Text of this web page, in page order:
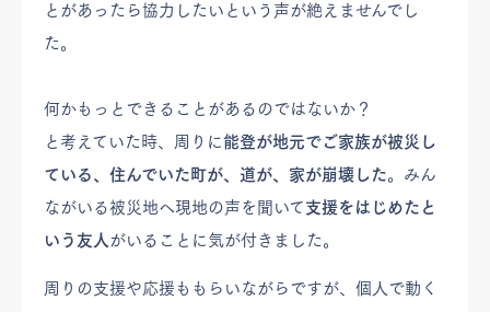
とがあったら協力したいという声が絶えませんでし
た。
何かもっとできることがあるのではないか？
と考えていた時、周りに 能登が地元でご家族が被災し
ている、住んでいた町が、道が、家が崩壊した。みん
ながいる被災地へ現地の声を聞いて 支援をはじめたと
いう友人 がいることに気が付きました。
周りの支援や応援ももらいながらですが、個人で動く